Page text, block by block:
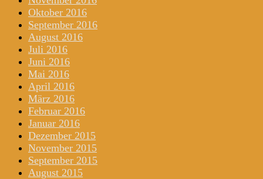
Oktober 2016
September 2016
August 2016
Juli 2016
Juni 2016
Mai 2016
April 2016
März 2016
Februar 2016
Januar 2016
Dezember 2015
November 2015
September 2015
August 2015